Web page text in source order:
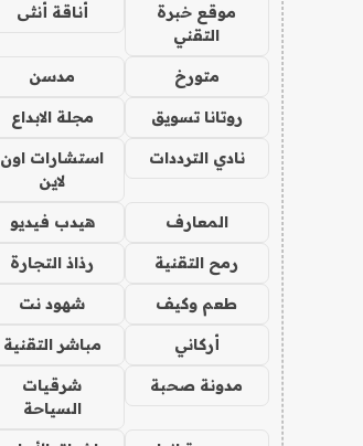
موقع خبرة
التقني
أناقة أنثى
متورخ مدسن
روتانا تسويق مجلة الابداع
نادي الترددات
استشارات اون
لاين
المعارف هيدب فيديو
رمح التقنية رذاذ التجارة
طعم وكيف شهود نت
أركاني مباشر التقنية
مدونة صحبة
شرقيات
السياحة